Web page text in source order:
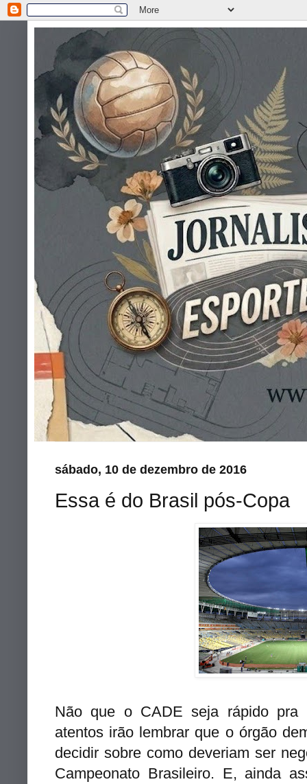
sábado, 10 de dezembro de 2016
Essa é do Brasil pós-Copa
Não que o CADE seja rápido pra
atentos irão lembrar que o órgão
decidir sobre como deveriam ser
Campeonato Brasileiro. E, ainda